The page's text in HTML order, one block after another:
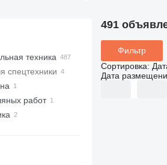
техника
асфальта
спецтехники
работ
491
Фильтр
Сортировка:
Дата